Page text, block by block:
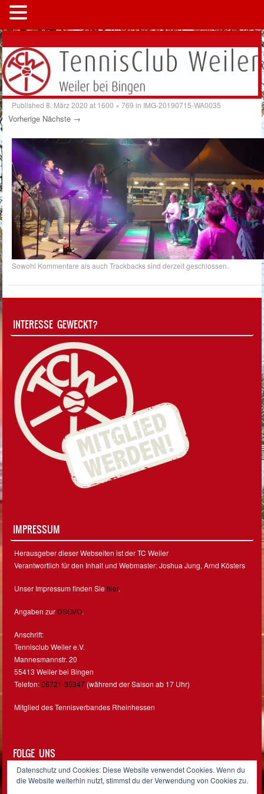
Published8. März 2020 at 1600 × 769 in IMG-20190715-WA0035
Vorherige Nächste →
Sowohl Kommentare als auch Trackbacks sind derzeit geschlossen.
INTERESSE GEWECKT?
IMPRESSUM
Herausgeber dieser Webseiten ist der TC Weiler
Verantwortlich für den Inhalt und Webmaster: Joshua Jung, Arnd Kösters
Unser Impressum finden Siehier.
Angaben zur DSGVO.
Anschrift:
Tennisclub Weiler e.V.
Mannesmannstr. 20
55413 Weiler bei Bingen
Telefon:06721-35347 (während der Saison ab 17 Uhr)
Mitglied des Tennisverbandes Rheinhessen
FOLGE UNS
FacebookInstagram
Datenschutz und Cookies: Diese Website verwendet Cookies. Wenn du
die Website weiterhin nutzt, stimmst du der Verwendung von Cookies zu.